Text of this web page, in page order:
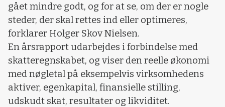
gået mindre godt, og for at se, om der er nogle
steder, der skal rettes ind eller optimeres,
forklarer Holger Skov Nielsen.
En årsrapport udarbejdes i forbindelse med
skatteregnskabet, og viser den reelle økonomi
med nøgletal på eksempelvis virksomhedens
aktiver, egenkapital, finansielle stilling,
udskudt skat, resultater og likviditet.